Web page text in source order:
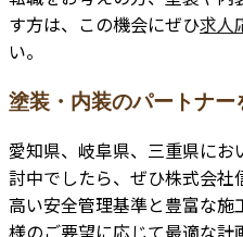
す方は、この機会にぜひ求人
い。
塗装・内装のパートナー
愛知県、岐阜県、三重県に
討中でしたら、ぜひ株式会社
高い安全管理基準と豊富な
様のご要望に応じて最適な計